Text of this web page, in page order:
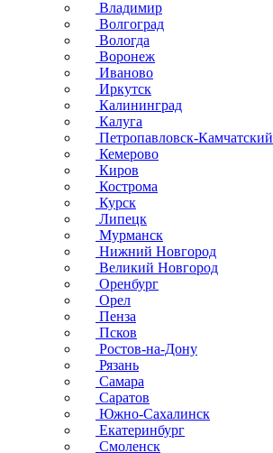
Владимир
Волгоград
Вологда
Воронеж
Иваново
Иркутск
Калининград
Калуга
Петропавловск-Камчатский
Кемерово
Киров
Кострома
Курск
Липецк
Мурманск
Нижний Новгород
Великий Новгород
Оренбург
Орел
Пенза
Псков
Ростов-на-Дону
Рязань
Самара
Саратов
Южно-Сахалинск
Екатеринбург
Смоленск